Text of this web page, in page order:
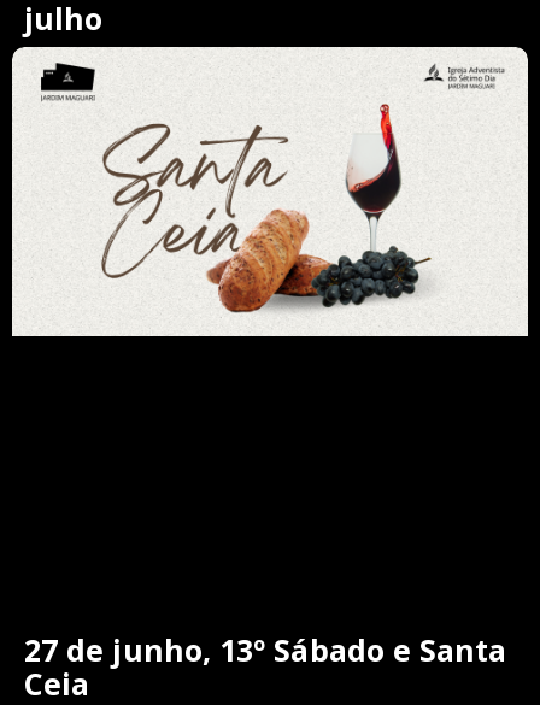
julho
27 de junho, 13º Sábado e Santa
Ceia